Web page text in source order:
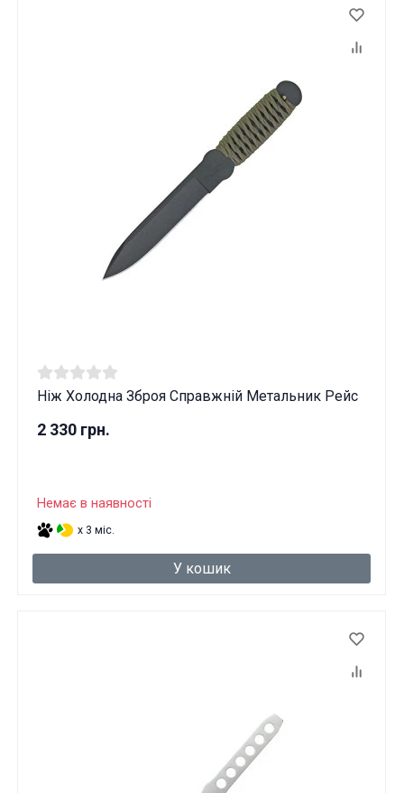
Ніж Холодна Зброя Справжній Метальник Рейс
2 330 грн.
Немає в наявності
x 3 міс.
У кошик